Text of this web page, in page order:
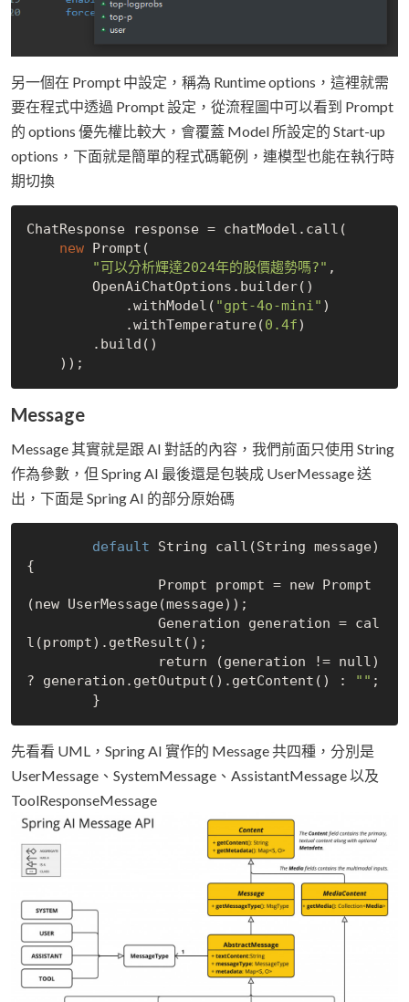
另一個在 Prompt 中設定，稱為 Runtime options，這裡就需
要在程式中透過 Prompt 設定，從流程圖中可以看到 Prompt
的 options 優先權比較大，會覆蓋 Model 所設定的 Start-up
options，下面就是簡單的程式碼範例，連模型也能在執行時
期切換
ChatResponse response = chatModel.call(
new Prompt(
"可以分析輝達2024年的股價趨勢嗎?" ,
            .withModel(
"gpt-4o-mini" )
            .withTemperature(
0.4f)
Message
Message 其實就是跟 AI 對話的內容，我們前面只使用 String
作為參數，但 Spring AI 最後還是包裝成 UserMessage 送
出，下面是 Spring AI 的部分原始碼
	default
String call(String message)
{
(new UserMessage(message));
l(prompt).getResult();
		return (generation !=
null)
? generation.getOutput().getContent() :
"" ;
先看看 UML，Spring AI 實作的 Message 共四種，分別是
UserMessage、SystemMessage、AssistantMessage 以及
ToolResponseMessage